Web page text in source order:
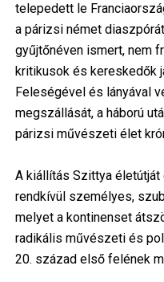
telepedett le
a párizsi német
gyűjtőnéven ismert, nem
kritikusok és kereskedők
Feleségével és lányával
megszállását, a háború
párizsi művészeti élet
A kiállítás Szittya
rendkívül személyes,
melyet a kontinenset
radikális művészeti és
20. század első felének